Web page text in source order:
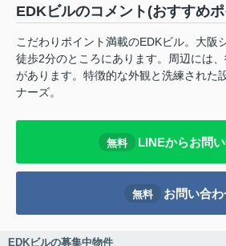
EDKビルのコメント(おすすめ
こだわりポイント満載のEDKビル。大阪
徒歩2分のところにあります。周辺には
があります。特徴的な外観と洗練された
ナーズ。
無料 LINEからお問
無料 お問い合わ
EDKビルの募集中物件